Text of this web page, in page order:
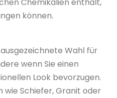
Chemikalien enthält,
können.
Wahl für
wenn Sie einen
Look bevorzugen.
wie Schiefer, Granit oder